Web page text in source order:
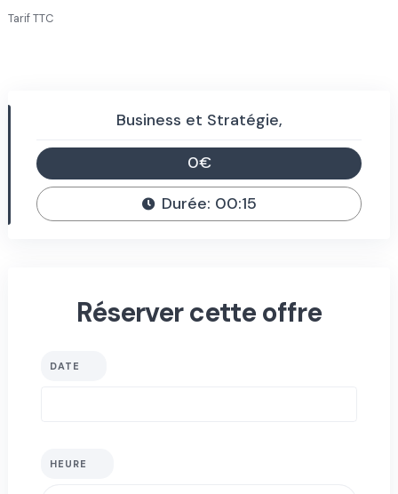
Tarif TTC
Business et Stratégie,
0€
Durée: 00:15
Réserver cette offre
DATE
HEURE